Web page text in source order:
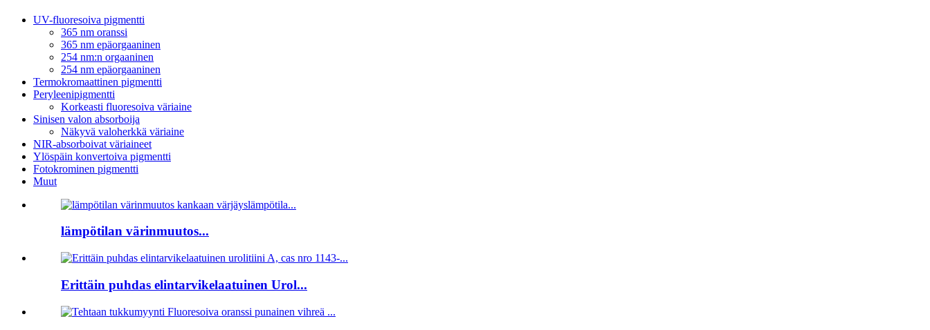
UV-fluoresoiva pigmentti
365 nm oranssi
365 nm epäorgaaninen
254 nm:n orgaaninen
254 nm epäorgaaninen
Termokromaattinen pigmentti
Peryleenipigmentti
Korkeasti fluoresoiva väriaine
Sinisen valon absorboija
Näkyvä valoherkkä väriaine
NIR-absorboivat väriaineet
Ylöspäin konvertoiva pigmentti
Fotokrominen pigmentti
Muut
lämpötilan värinmuutos...
Erittäin puhdas elintarvikelaatuinen Urol...